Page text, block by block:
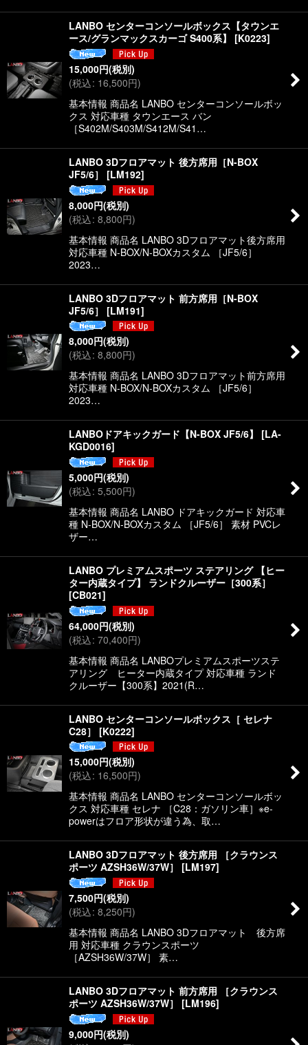
LANBO センターコンソールボックス【タウンエ
ース/グランマックスカーゴ S400系】
[K0223]
15,000円(税別)
(税込: 16,500円)
基本情報 商品名 LANBO センターコンソールボッ
クス 対応車種 タウンエース バン
［S402M/S403M/S412M/S41…
LANBO 3Dフロアマット 後方席用［N-BOX
JF5/6］
[LM192]
8,000円(税別)
(税込: 8,800円)
基本情報 商品名 LANBO 3Dフロアマット後方席用
対応車種 N-BOX/N-BOXカスタム ［JF5/6］
2023…
LANBO 3Dフロアマット 前方席用［N-BOX
JF5/6］
[LM191]
8,000円(税別)
(税込: 8,800円)
基本情報 商品名 LANBO 3Dフロアマット前方席用
対応車種 N-BOX/N-BOXカスタム ［JF5/6］
2023…
LANBOドアキックガード【N-BOX JF5/6】 [LA-
KGD0016]
5,000円(税別)
(税込: 5,500円)
基本情報 商品名 LANBO ドアキックガード 対応車
種 N-BOX/N-BOXカスタム ［JF5/6］ 素材 PVCレ
ザー…
LANBO プレミアムスポーツ ステアリング 【ヒー
ター内蔵タイプ】 ランドクルーザー［300系］
[CB021]
64,000円(税別)
(税込: 70,400円)
基本情報 商品名 LANBOプレミアムスポーツステ
アリング ヒーター内蔵タイプ 対応車種 ランド
クルーザー【300系】2021(R…
LANBO センターコンソールボックス［ セレナ
C28］
[K0222]
15,000円(税別)
(税込: 16,500円)
基本情報 商品名 LANBO センターコンソールボッ
クス 対応車種 セレナ ［C28：ガソリン車］※e-
powerはフロア形状が違う為、取…
LANBO 3Dフロアマット 後方席用 ［クラウンス
ポーツ AZSH36W/37W］
[LM197]
7,500円(税別)
(税込: 8,250円)
基本情報 商品名 LANBO 3Dフロアマット 後方席
用 対応車種 クラウンスポーツ
［AZSH36W/37W］ 素…
LANBO 3Dフロアマット 前方席用 ［クラウンス
ポーツ AZSH36W/37W］
[LM196]
9,000円(税別)